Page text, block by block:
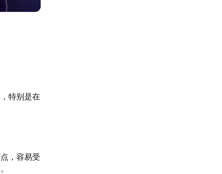
特别是在
，容易受